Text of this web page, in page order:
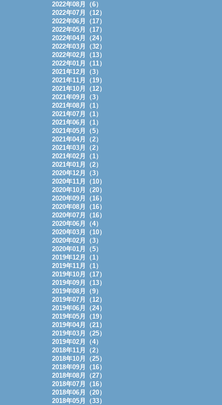
2022年08月（6）
2022年07月（12）
2022年06月（17）
2022年05月（17）
2022年04月（24）
2022年03月（32）
2022年02月（13）
2022年01月（11）
2021年12月（3）
2021年11月（19）
2021年10月（12）
2021年09月（3）
2021年08月（1）
2021年07月（1）
2021年06月（1）
2021年05月（5）
2021年04月（2）
2021年03月（2）
2021年02月（1）
2021年01月（2）
2020年12月（3）
2020年11月（10）
2020年10月（20）
2020年09月（16）
2020年08月（16）
2020年07月（16）
2020年06月（4）
2020年03月（10）
2020年02月（3）
2020年01月（5）
2019年12月（1）
2019年11月（1）
2019年10月（17）
2019年09月（13）
2019年08月（9）
2019年07月（12）
2019年06月（24）
2019年05月（19）
2019年04月（21）
2019年03月（25）
2019年02月（4）
2018年11月（2）
2018年10月（25）
2018年09月（16）
2018年08月（27）
2018年07月（16）
2018年06月（20）
2018年05月（33）